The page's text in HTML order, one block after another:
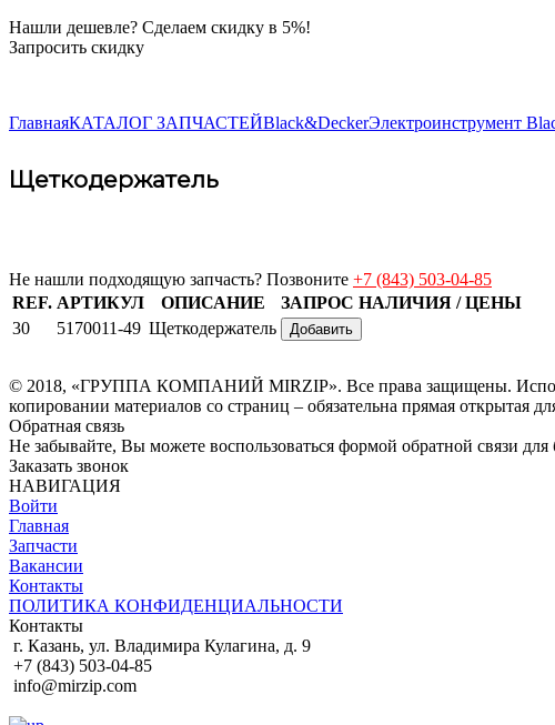
Нашли дешевле? Сделаем скидку в 5%!
Запросить скидку
ГлавнаяКАТАЛОГ ЗАПЧАСТЕЙBlack&DeckerЭлектроинструмент
Щеткодержатель
Не нашли подходящую запчасть? Позвоните +7 (843) 503-04-85
REF. АРТИКУЛ ОПИСАНИЕ
ЗАПРОС НАЛИЧИЯ / ЦЕНЫ
30
5170011-49 Щеткодержатель Добавить
© 2018, «ГРУППА КОМПАНИЙ MIRZIP». Все права защищены.
копировании материалов со страниц – обязательна прямая открытая
Обратная связь
Не забывайте, Вы можете воспользоваться формой обратной связи для
Заказать звонок
НАВИГАЦИЯ
Войти
Главная
Запчасти
Вакансии
Контакты
ПОЛИТИКА КОНФИДЕНЦИАЛЬНОСТИ
Контакты
г. Казань, ул. Владимира Кулагина, д. 9
+7 (843) 503-04-85
info@mirzip.com